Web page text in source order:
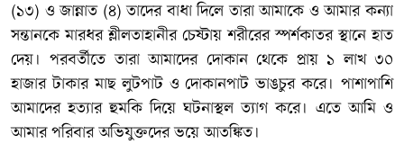
(১৩) ও জান্নাত (৪) তাদের বাধা দিলে তারা আমাকে ও আমার কন্যা
সন্তানকে মারধর শ্লীলতাহানীর চেষ্টায় শরীরের স্পর্শকাতর স্থানে হাত
দেয়। পরবর্তীতে তারা আমাদের দোকান থেকে প্রায় ১ লাখ ৩০
হাজার টাকার মাছ লুটপাট ও দোকানপাট ভাঙচুর করে। পাশাপাশি
আমাদের হত্যার হুমকি দিয়ে ঘটনাস্থল ত্যাগ করে। এতে আমি ও
আমার পরিবার অভিযুক্তদের ভয়ে আতঙ্কিত।